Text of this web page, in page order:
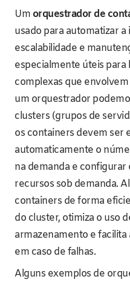
Um orquestrador de
usado para automatizar
escalabilidade e
especialmente úteis para
complexas que
um orquestrador
clusters (grupos de
os containers devem ser
automaticamente o
na demanda e
recursos sob demanda.
containers de forma
do cluster, otimiza o uso
armazenamento e
em caso de falhas.
Alguns exemplos de